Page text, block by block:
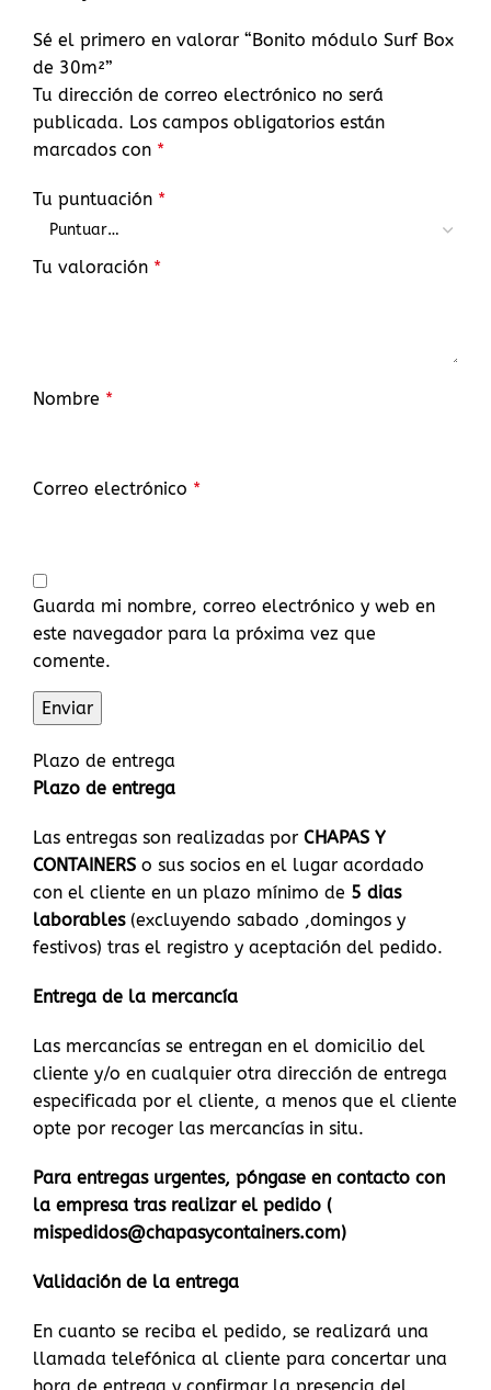
Sé el primero en valorar “Bonito módulo Surf Box
de 30m²”
Tu dirección de correo electrónico no será
publicada. Los campos obligatorios están
marcados con *
Tu puntuación *
Tu valoración *
Nombre *
Correo electrónico *
Guarda mi nombre, correo electrónico y web en
este navegador para la próxima vez que
comente.
Plazo de entrega
Plazo de entrega
Las entregas son realizadas por CHAPAS Y
CONTAINERS o sus socios en el lugar acordado
con el cliente en un plazo mínimo de 5 dias
laborables (excluyendo sabado ,domingos y
festivos) tras el registro y aceptación del pedido.
Entrega de la mercancía
Las mercancías se entregan en el domicilio del
cliente y/o en cualquier otra dirección de entrega
especificada por el cliente, a menos que el cliente
opte por recoger las mercancías in situ.
Para entregas urgentes, póngase en contacto con
la empresa tras realizar el pedido (
mispedidos@chapasycontainers.com)
Validación de la entrega
En cuanto se reciba el pedido, se realizará una
llamada telefónica al cliente para concertar una